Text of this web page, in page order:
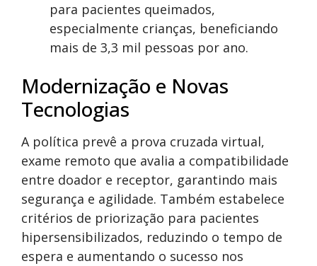
para pacientes queimados,
especialmente crianças, beneficiando
mais de 3,3 mil pessoas por ano.
Modernização e Novas
Tecnologias
A política prevê a prova cruzada virtual,
exame remoto que avalia a compatibilidade
entre doador e receptor, garantindo mais
segurança e agilidade. Também estabelece
critérios de priorização para pacientes
hipersensibilizados, reduzindo o tempo de
espera e aumentando o sucesso nos